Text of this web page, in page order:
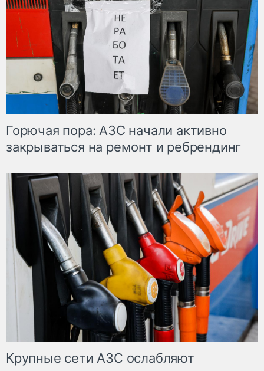
Горючая пора: АЗС начали активно
закрываться на ремонт и ребрендинг
Крупные сети АЗС ослабляют